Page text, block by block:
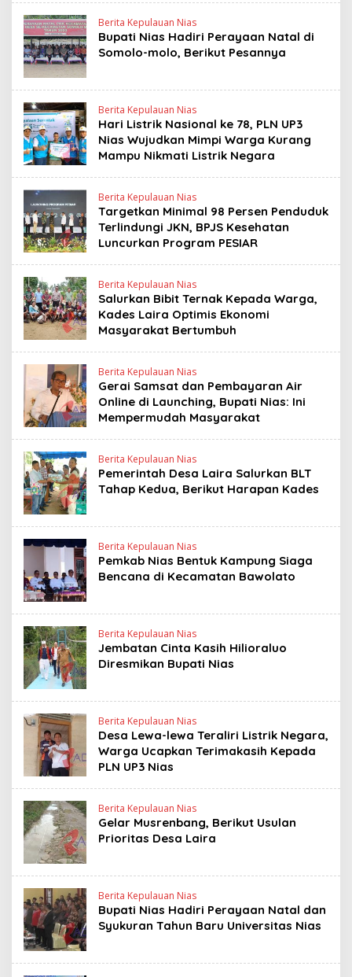
Berita Kepulauan Nias
Bupati Nias Hadiri Perayaan Natal di
Somolo-molo, Berikut Pesannya
Berita Kepulauan Nias
Hari Listrik Nasional ke 78, PLN UP3
Nias Wujudkan Mimpi Warga Kurang
Mampu Nikmati Listrik Negara
Berita Kepulauan Nias
Targetkan Minimal 98 Persen Penduduk
Terlindungi JKN, BPJS Kesehatan
Luncurkan Program PESIAR
Berita Kepulauan Nias
Salurkan Bibit Ternak Kepada Warga,
Kades Laira Optimis Ekonomi
Masyarakat Bertumbuh
Berita Kepulauan Nias
Gerai Samsat dan Pembayaran Air
Online di Launching, Bupati Nias: Ini
Mempermudah Masyarakat
Berita Kepulauan Nias
Pemerintah Desa Laira Salurkan BLT
Tahap Kedua, Berikut Harapan Kades
Berita Kepulauan Nias
Pemkab Nias Bentuk Kampung Siaga
Bencana di Kecamatan Bawolato
Berita Kepulauan Nias
Jembatan Cinta Kasih Hilioraluo
Diresmikan Bupati Nias
Berita Kepulauan Nias
Desa Lewa-lewa Teraliri Listrik Negara,
Warga Ucapkan Terimakasih Kepada
PLN UP3 Nias
Berita Kepulauan Nias
Gelar Musrenbang, Berikut Usulan
Prioritas Desa Laira
Berita Kepulauan Nias
Bupati Nias Hadiri Perayaan Natal dan
Syukuran Tahun Baru Universitas Nias